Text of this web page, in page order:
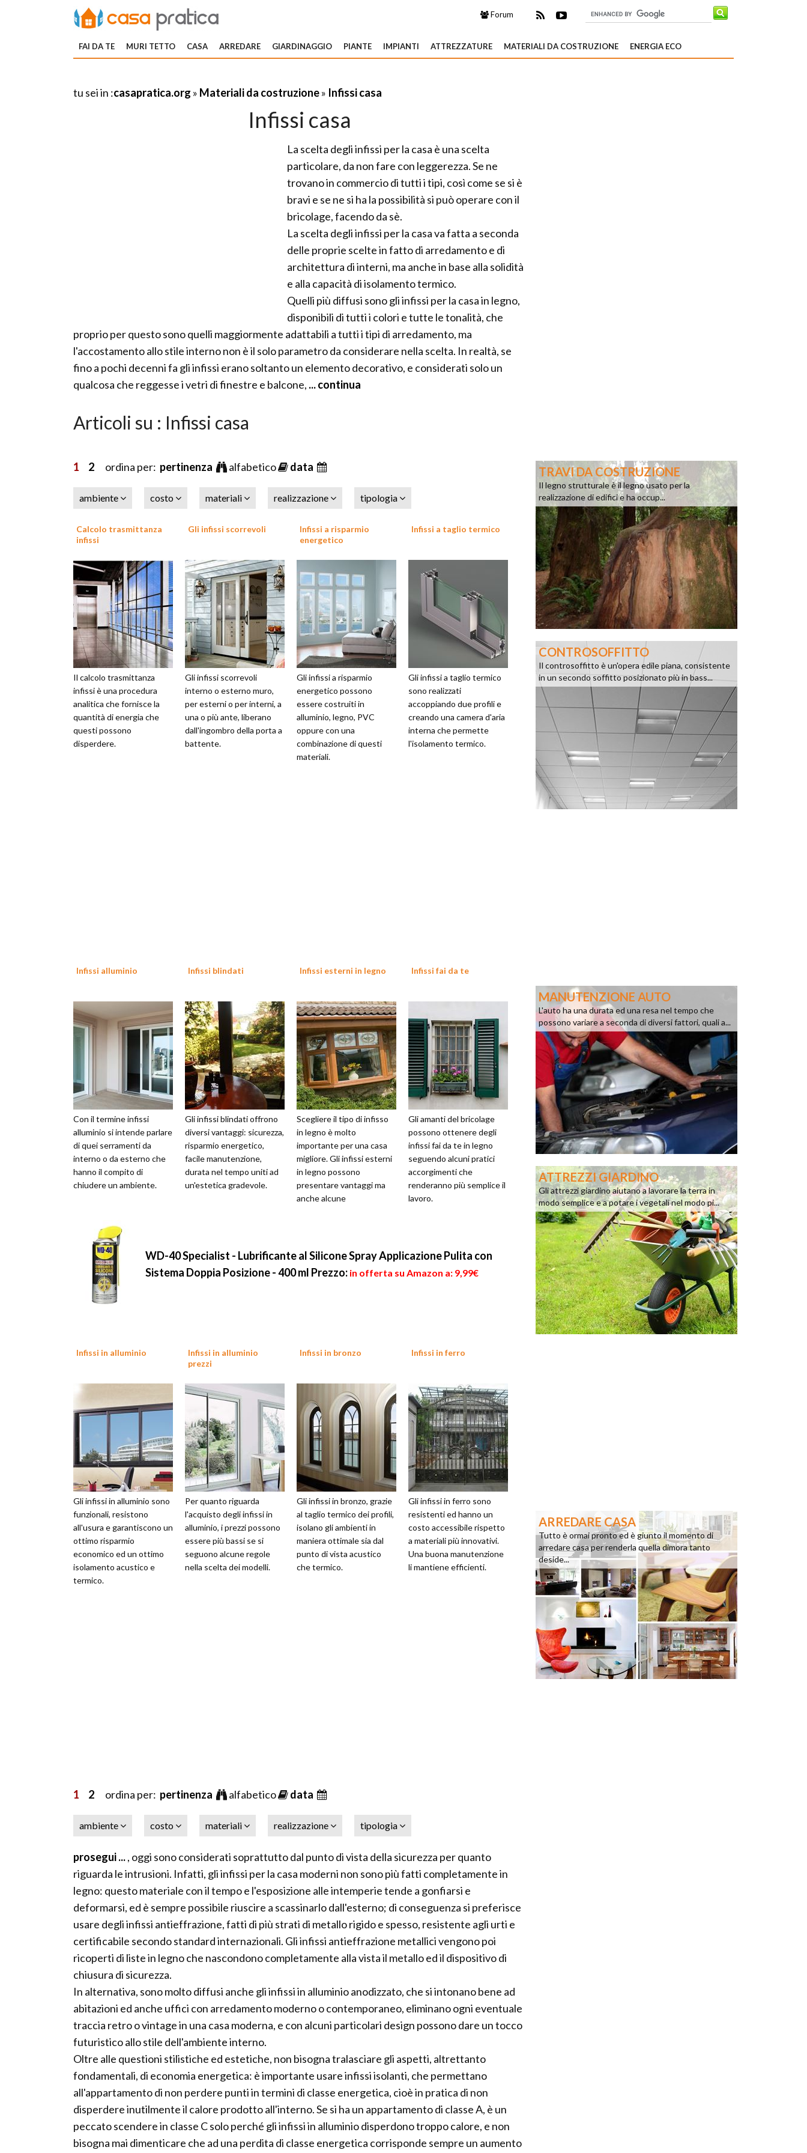
Forum
FAI DA TE MURI TETTO CASA ARREDARE GIARDINAGGIO PIANTE IMPIANTI ATTREZZATURE MATERIALI DA COSTRUZIONE ENERGIA ECO
tu sei in :casapratica.org » Materiali da costruzione» Infissi casa
Infissi casa
La scelta degli infissi per la casa è una scelta
particolare, da non fare con leggerezza. Se ne
trovano in commercio di tutti i tipi, così come se si è
bravi e se ne si ha la possibilità si può operare con il
bricolage, facendo da sè.
La scelta degli infissi per la casa va fatta a seconda
delle proprie scelte in fatto di arredamento e di
architettura di interni, ma anche in base alla solidità
e alla capacità di isolamento termico.
Quelli più diffusi sono gli infissi per la casa in legno,
disponibili di tutti i colori e tutte le tonalità, che
proprio per questo sono quelli maggiormente adattabili a tutti i tipi di arredamento, ma
l'accostamento allo stile interno non è il solo parametro da considerare nella scelta. In realtà, se
fino a pochi decenni fa gli infissi erano soltanto un elemento decorativo, e considerati solo un
qualcosa che reggesse i vetri di finestre e balcone, ... continua
Articoli su : Infissi casa
1 2 ordina per: pertinenza alfabetico data
ambiente costo materiali realizzazione tipologia
Calcolo trasmittanza
infissi
Il calcolo trasmittanza
infissi è una procedura
analitica che fornisce la
quantità di energia che
questi possono
disperdere.
Gli infissi scorrevoli
Gli infissi scorrevoli
interno o esterno muro,
per esterni o per interni, a
una o più ante, liberano
dall'ingombro della porta a
battente.
Infissi a risparmio
energetico
Gli infissi a risparmio
energetico possono
essere costruiti in
alluminio, legno, PVC
oppure con una
combinazione di questi
materiali.
Infissi a taglio termico
Gli infissi a taglio termico
sono realizzati
accoppiando due profili e
creando una camera d'aria
interna che permette
l'isolamento termico.
Infissi alluminio
Con il termine infissi
alluminio si intende parlare
di quei serramenti da
interno o da esterno che
hanno il compito di
chiudere un ambiente.
Infissi blindati
Gli infissi blindati offrono
diversi vantaggi: sicurezza,
risparmio energetico,
facile manutenzione,
durata nel tempo uniti ad
un'estetica gradevole.
Infissi esterni in legno
Scegliere il tipo di infisso
in legno è molto
importante per una casa
migliore. Gli infissi esterni
in legno possono
presentare vantaggi ma
anche alcune
Infissi fai da te
Gli amanti del bricolage
possono ottenere degli
infissi fai da te in legno
seguendo alcuni pratici
accorgimenti che
renderanno più semplice il
lavoro.
WD-40 Specialist - Lubrificante al Silicone Spray Applicazione Pulita con
Sistema Doppia Posizione - 400 ml Prezzo: in offerta su Amazon a: 9,99€
Infissi in alluminio
Gli infissi in alluminio sono
funzionali, resistono
all'usura e garantiscono un
ottimo risparmio
economico ed un ottimo
isolamento acustico e
termico.
Infissi in alluminio
prezzi
Per quanto riguarda
l'acquisto degli infissi in
alluminio, i prezzi possono
essere più bassi se si
seguono alcune regole
nella scelta dei modelli.
Infissi in bronzo
Gli infissi in bronzo, grazie
al taglio termico dei profili,
isolano gli ambienti in
maniera ottimale sia dal
punto di vista acustico
che termico.
Infissi in ferro
Gli infissi in ferro sono
resistenti ed hanno un
costo accessibile rispetto
a materiali più innovativi.
Una buona manutenzione
li mantiene efficienti.
1 2 ordina per: pertinenza alfabetico data
ambiente costo materiali realizzazione tipologia
prosegui ..., oggi sono considerati soprattutto dal punto di vista della sicurezza per quanto
riguarda le intrusioni. Infatti, gli infissi per la casa moderni non sono più fatti completamente in
legno: questo materiale con il tempo e l'esposizione alle intemperie tende a gonfiarsi e
deformarsi, ed è sempre possibile riuscire a scassinarlo dall'esterno; di conseguenza si preferisce
usare degli infissi antieffrazione, fatti di più strati di metallo rigido e spesso, resistente agli urti e
certificabile secondo standard internazionali. Gli infissi antieffrazione metallici vengono poi
ricoperti di liste in legno che nascondono completamente alla vista il metallo ed il dispositivo di
chiusura di sicurezza.
In alternativa, sono molto diffusi anche gli infissi in alluminio anodizzato, che si intonano bene ad
abitazioni ed anche uffici con arredamento moderno o contemporaneo, eliminano ogni eventuale
traccia retro o vintage in una casa moderna, e con alcuni particolari design possono dare un tocco
futuristico allo stile dell'ambiente interno.
Oltre alle questioni stilistiche ed estetiche, non bisogna tralasciare gli aspetti, altrettanto
fondamentali, di economia energetica: è importante usare infissi isolanti, che permettano
all'appartamento di non perdere punti in termini di classe energetica, cioè in pratica di non
disperdere inutilmente il calore prodotto all'interno. Se si ha un appartamento di classe A, è un
peccato scendere in classe C solo perché gli infissi in alluminio disperdono troppo calore, e non
bisogna mai dimenticare che ad una perdita di classe energetica corrisponde sempre un aumento
TRAVI DA COSTRUZIONE
Il legno strutturale è il legno usato per la
realizzazione di edifici e ha occup...
CONTROSOFFITTO
Il controsoffitto è un'opera edile piana, consistente
in un secondo soffitto posizionato più in bass...
MANUTENZIONE AUTO
L'auto ha una durata ed una resa nel tempo che
possono variare a seconda di diversi fattori, quali a...
ATTREZZI GIARDINO
Gli attrezzi giardino aiutano a lavorare la terra in
modo semplice e a potare i vegetali nel modo pi...
ARREDARE CASA
Tutto è ormai pronto ed è giunto il momento di
arredare casa per renderla quella dimora tanto
deside...